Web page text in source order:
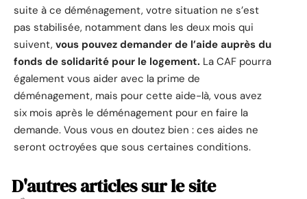
suite à ce déménagement, votre situation ne s’est
pas stabilisée, notamment dans les deux mois qui
suivent, vous pouvez demander de l’aide auprès du
fonds de solidarité pour le logement. La CAF pourra
également vous aider avec la prime de
déménagement, mais pour cette aide-là, vous avez
six mois après le déménagement pour en faire la
demande. Vous vous en doutez bien : ces aides ne
seront octroyées que sous certaines conditions.
D'autres articles sur le site